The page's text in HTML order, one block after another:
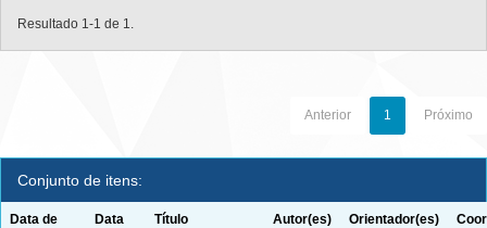
Resultado 1-1 de 1.
Anterior 1 Próximo
Conjunto de itens:
Data de
Data
Título Autor(es) Orientador(es)